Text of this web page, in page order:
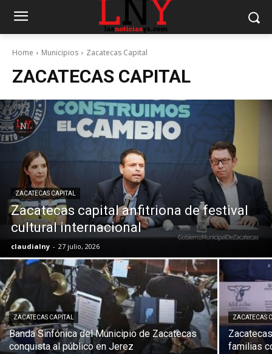
Home Municipios Zacatecas Capital
ZACATECAS CAPITAL
ZACATECAS CAPITAL
Zacatecas capital anfitriona de festival
cultural internacional
claudialny - 27 julio, 2026
ZACATECAS CAPITAL
Banda Sinfónica del Municipio de Zacatecas
conquista al público en Jerez
ZACATECAS
familias